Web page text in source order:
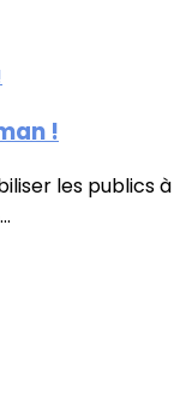
!
les publics à